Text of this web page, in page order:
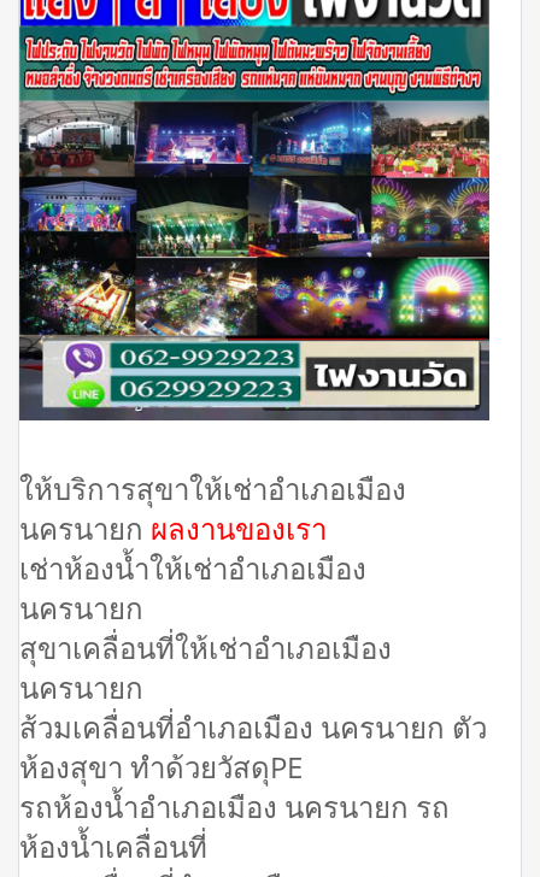
ให้บริการสุขาให้เช่าอำเภอเมือง
นครนายก ผลงานของเรา
เช่าห้องน้ำให้เช่าอำเภอเมือง
นครนายก
สุขาเคลื่อนที่ให้เช่าอำเภอเมือง
นครนายก
ส้วมเคลื่อนที่อำเภอเมือง นครนายก ตัว
ห้องสุขา ทำด้วยวัสดุPE
รถห้องน้ำอำเภอเมือง นครนายก รถ
ห้องน้ำเคลื่อนที่